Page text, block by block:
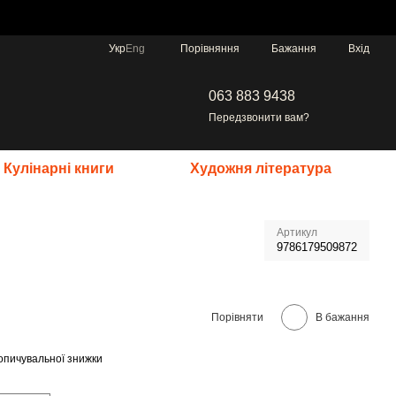
УкрEng Порівняння Бажання Вхід
063 883 9438
Передзвонити вам?
Кулінарні книги Художня література
Артикул
9786179509872
Порівняти В бажання
знижки